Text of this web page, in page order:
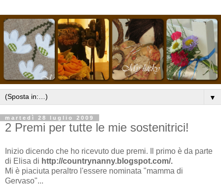
▼
martedì 28 luglio 2009
2 Premi per tutte le mie sostenitrici!
Inizio dicendo che ho ricevuto due premi. Il primo è da parte
di Elisa di http://countrynanny.blogspot.com/.
Mi è piaciuta peraltro l'essere nominata "mamma di
Gervaso"...